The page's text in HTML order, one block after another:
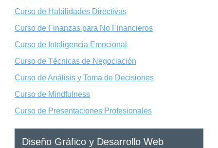
Curso de Habilidades Directivas
Curso de Finanzas para No Financieros
Curso de Inteligencia Emocional
Curso de Técnicas de Negociación
Curso de Análisis y Toma de Decisiones
Curso de Mindfulness
Curso de Presentaciones Profesionales
Diseño Gráfico y Desarrollo Web